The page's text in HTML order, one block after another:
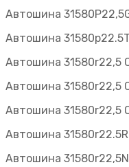
Автошина
Автошина
Автошина 31580r22,5
Автошина 31580r22,5
Автошина 31580r22,5
Автошина
Автошина